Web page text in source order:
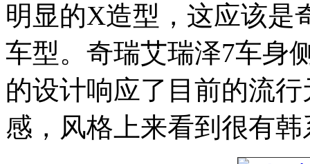
明显的X造型，这应该是
车型。奇瑞艾瑞泽7车身
的设计响应了目前的流
感，风格上来看到很有